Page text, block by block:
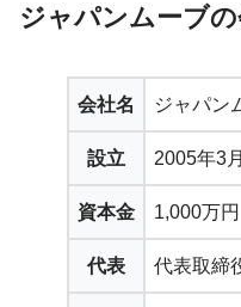
ジャパンムーブ
会社名 ジャパン
設立 2005年3
資本金 1,000万円
代表 代表取締